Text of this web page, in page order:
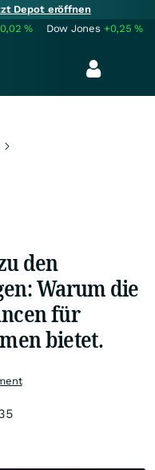
Depot eröffnen
% Dow Jones +0,25%
den
Warum die
für
bietet.